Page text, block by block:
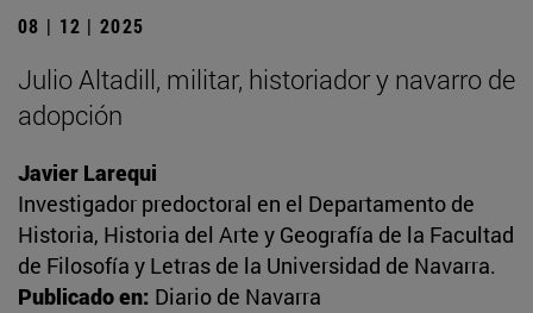
08 | 12 | 2025
Julio Altadill, militar, historiador y navarro de
adopción
Javier Larequi
Investigador predoctoral en el Departamento de
Historia, Historia del Arte y Geografía de la Facultad
de Filosofía y Letras de la Universidad de Navarra.
Publicado en: Diario de Navarra